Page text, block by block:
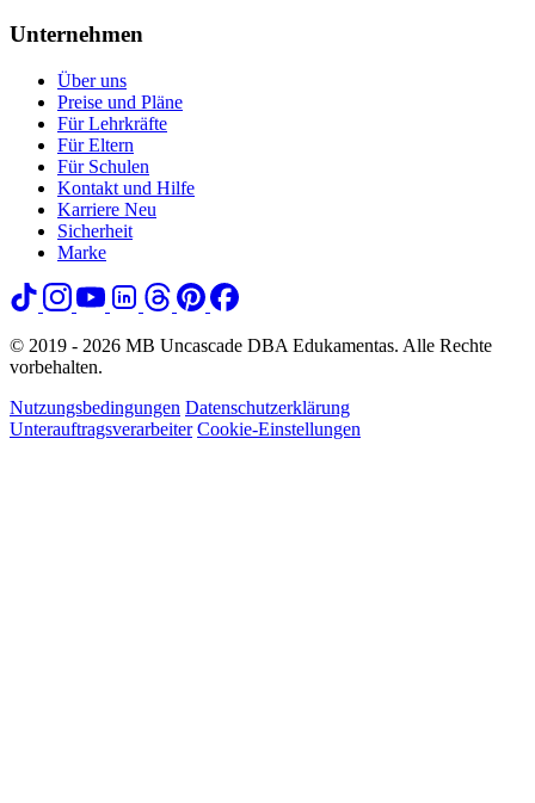
Unternehmen
Über uns
Preise und Pläne
Für Lehrkräfte
Für Eltern
Für Schulen
Kontakt und Hilfe
Karriere Neu
Sicherheit
Marke
© 2019 - 2026 MB Uncascade DBA Edukamentas. Alle Rechte
vorbehalten.
Nutzungsbedingungen Datenschutzerklärung
Unterauftragsverarbeiter Cookie-Einstellungen